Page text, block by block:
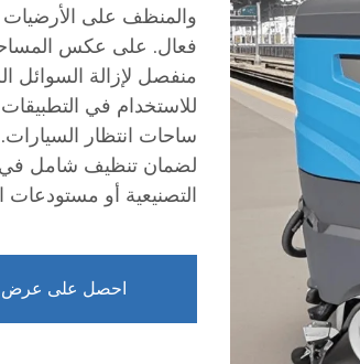
والمنظف على الأرضيات
فعال. على عكس
منفصل لإزالة السوائل
للاستخدام في
ساحات انتظار
لضمان تنظيف شامل في
التصنيعية أو مستودعات
احصل على عرض